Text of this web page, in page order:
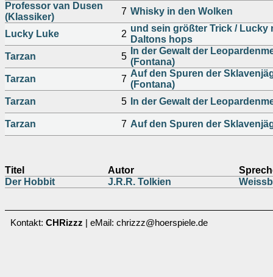
Professor van Dusen
(Klassiker)
7 Whisky in den Wolken
Lucky Luke 2
und sein größter Trick / Lucky
Daltons hops
Tarzan
5
In der Gewalt der
(Fontana)
Tarzan
7
Auf den Spuren der
(Fontana)
Tarzan
5 In der Gewalt der
Tarzan 7 Auf den Spuren der
Titel Autor
Der Hobbit
J.R.R. Tolkien
Kontakt: CHRizzz | eMail: chrizzz@hoerspiele.de